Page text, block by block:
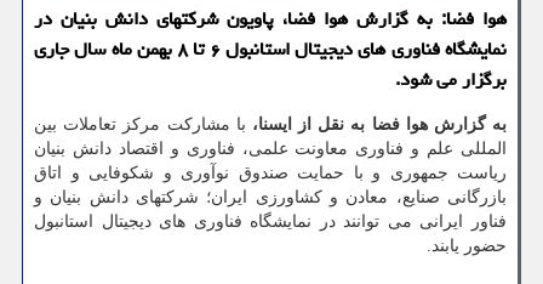
هوا فضا: به گزارش هوا فضا، پاویون شرکتهای دانش بنیان در
نمایشگاه فناوری های دیجیتال استانبول ۶ تا ۸ بهمن ماه سال جاری
برگزار می شود.
به گزارش هوا فضا به نقل از ایسنا، با مشارکت مرکز تعاملات بین
المللی علم و فناوری معاونت علمی، فناوری و اقتصاد دانش بنیان
ریاست جمهوری و با حمایت صندوق نوآوری و شکوفایی و اتاق
بازرگانی صنایع، معادن و کشاورزی ایران؛ شرکتهای دانش بنیان و
فناور ایرانی می توانند در نمایشگاه فناوری های دیجیتال استانبول
حضور یابند.